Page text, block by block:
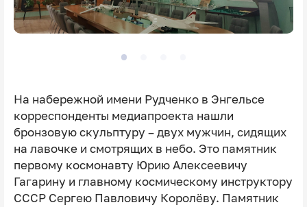
На набережной имени Рудченко в Энгельсе
корреспонденты медиапроекта нашли
бронзовую скульптуру – двух мужчин, сидящих
на лавочке и смотрящих в небо. Это памятник
первому космонавту Юрию Алексеевичу
Гагарину и главному космическому инструктору
СССР Сергею Павловичу Королёву. Памятник